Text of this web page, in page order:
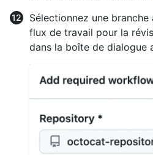
Sélectionnez une
flux de travail pour la
dans la boîte de dialogue